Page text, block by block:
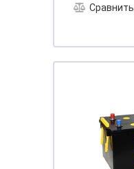
Сравнить